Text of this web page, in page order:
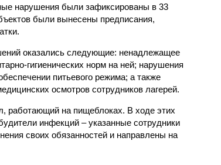
нарушения были зафиксированы в 33
были вынесены предписания,
оказались следующие: ненадлежащее
гигиенических норм на ней; нарушения
питьевого режима; а также
осмотров сотрудников лагерей.
работающий на пищеблоках. В ходе этих
инфекций – указанные сотрудники
своих обязанностей и направлены на